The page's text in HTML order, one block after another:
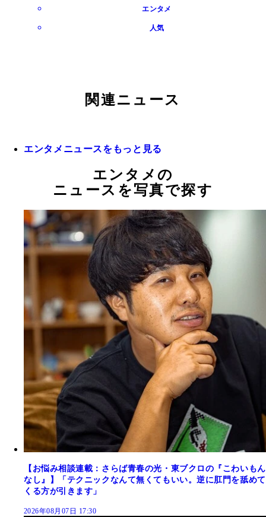
エンタメ
人気
関連ニュース
エンタメニュースをもっと見る
エンタメの
ニュースを写真で探す
【お悩み相談連載：さらば青春の光・東ブクロの『こわいもん
なし』】「テクニックなんて無くてもいい。逆に肛門を舐めて
くる方が引きます」
2026年08月07日 17:30